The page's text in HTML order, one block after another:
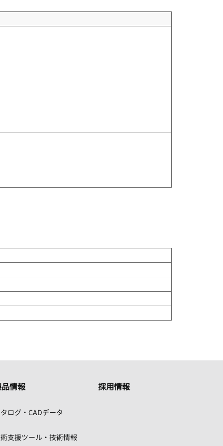
情報
ログ・CADデータ
支援ツール・技術情報
採用情報